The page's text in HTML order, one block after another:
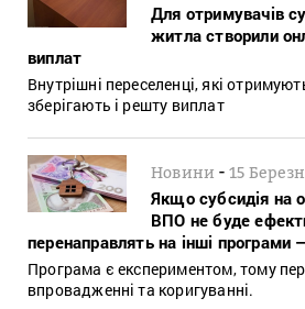
Для отримувачів
житла створили
виплат
Внутрішні переселенці, які
зберігають і решту виплат
Новини -15
Якщо субсидія на
ВПО не буде
перенаправлять на інші програми
Програма є експериментом, тому
впровадженні та коригуванні.